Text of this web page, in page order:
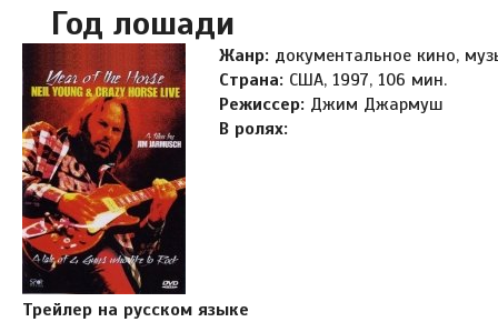
Год лошади
Жанр: документальное кино,
Страна: США, 1997, 106 мин.
Режиссер: Джим Джармуш
В ролях:
Трейлер на русском языке